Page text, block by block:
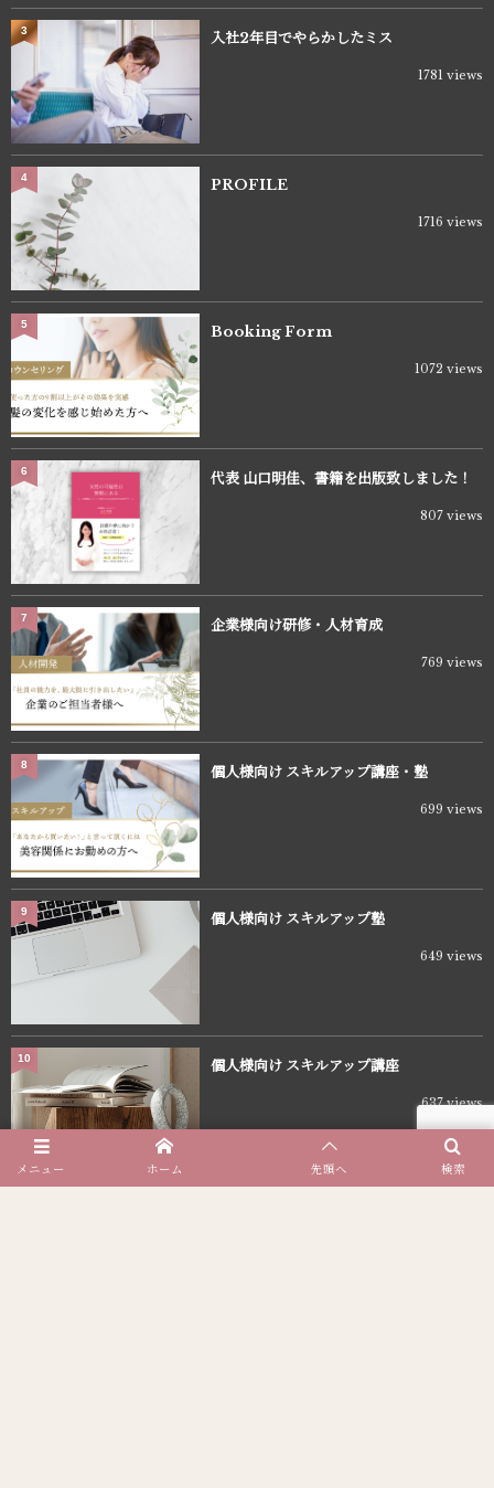
入社2年目でやらかしたミス
1781 views
3
PROFILE
1716 views
4
Booking Form
1072 views
5
代表 山口明佳、書籍を出版致しました！
807 views
6
企業様向け研修・人材育成
769 views
7
個人様向け スキルアップ講座・塾
699 views
8
個人様向け スキルアップ塾
649 views
9
個人様向け スキルアップ講座
637 views
10
メニュー 検索
ホーム 先頭へ